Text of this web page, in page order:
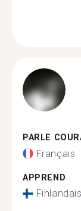
PARLE
Français
APPREND
Finlandais